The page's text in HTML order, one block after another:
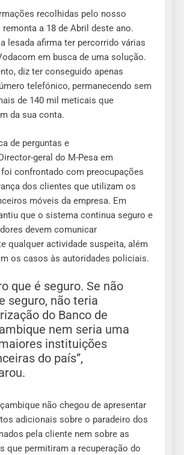
recolhidas pelo nosso
a 18 de Abril deste ano.
lesada afirma ter percorrido várias
em busca de uma solução.
diz ter conseguido apenas
telefónico, permanecendo sem
de 140 mil meticais que
da sua conta.
de perguntas e
geral do M-Pesa em
confrontado com preocupações
dos clientes que utilizam os
móveis da empresa. Em
que o sistema continua seguro e
devem comunicar
qualquer actividade suspeita, além
os casos às autoridades policiais.
que é seguro. Se não
seguro, não teria
do Banco de
nem seria uma
instituições
do país”,
não chegou de apresentar
adicionais sobre o paradeiro dos
pela cliente nem sobre as
que permitiram a recuperação do